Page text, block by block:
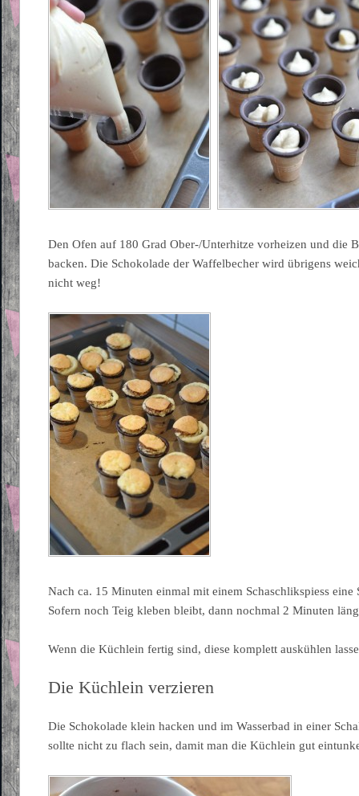
Den Ofen auf 180 Grad Ober-/Unterhitze vorheizen und die
backen. Die Schokolade der Waffelbecher wird übrigens
nicht weg!
Nach ca. 15 Minuten einmal mit einem Schaschlikspiess eine
Sofern noch Teig kleben bleibt, dann nochmal 2 Minuten
Wenn die Küchlein fertig sind, diese komplett auskühlen
Die Küchlein verzieren
Die Schokolade klein hacken und im Wasserbad in einer
sollte nicht zu flach sein, damit man die Küchlein gut